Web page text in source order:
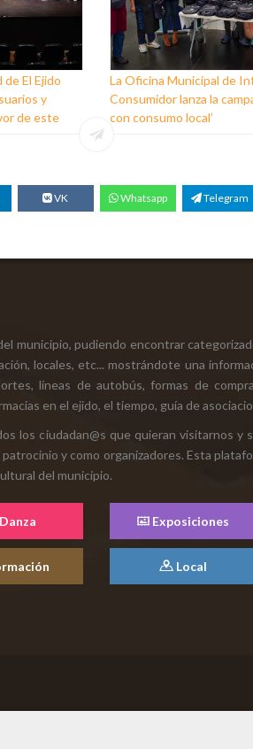
de El Ejido
y
de este
La Oficina Municipal de
Consumidor lanza la
con consumo local’
VK Whatsapp Telegram
municipio, pudiendo encontrar
locales, etc... mostrándote una
líneas de autobús, formas de
en el ejido, el tiempo, guía de
los ciudadan@s que quieran visitarnos y
y como organizadores. Esta
del municipio.
Danza Exposiciones
Local